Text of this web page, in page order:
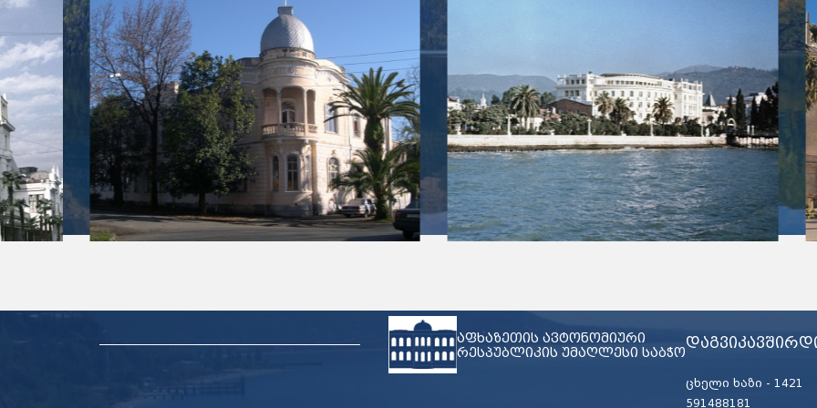
აფხაზეთის ავტონომიური
რესპუბლიკის უმაღლესი საბჭო
ცხელი ხაზი - 1421
591488181